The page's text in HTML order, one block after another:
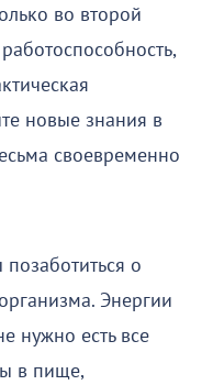
во второй
новые знания в
своевременно
о
Энергии
нужно есть все
в пище,